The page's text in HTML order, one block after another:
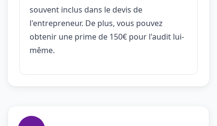
souvent inclus dans le devis de
l'entrepreneur. De plus, vous pouvez
obtenir une prime de 150€ pour l'audit lui-
même.